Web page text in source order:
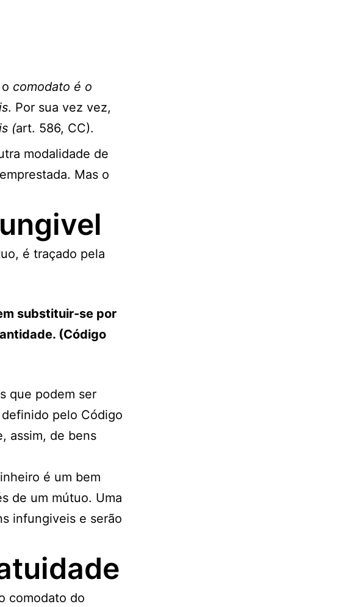
comodato é o
. Por sua vez vez,
(art. 586, CC).
modalidade de
Mas o
é traçado pela
substituir-se por
(Código
que podem ser
pelo Código
assim, de bens
é um bem
de um mútuo. Uma
infungiveis e serão
comodato do